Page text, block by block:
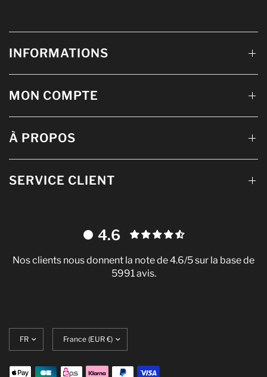
INFORMATIONS
MON COMPTE
À PROPOS
SERVICE CLIENT
4.6
Nos clients nous donnent la note de 4.6/5 sur la base de
5991 avis.
la